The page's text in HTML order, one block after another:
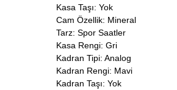
Kasa Taşı: Yok
Cam Özellik: Mineral
Tarz: Spor Saatler
Kasa Rengi: Gri
Kadran Tipi: Analog
Kadran Rengi: Mavi
Kadran Taşı: Yok